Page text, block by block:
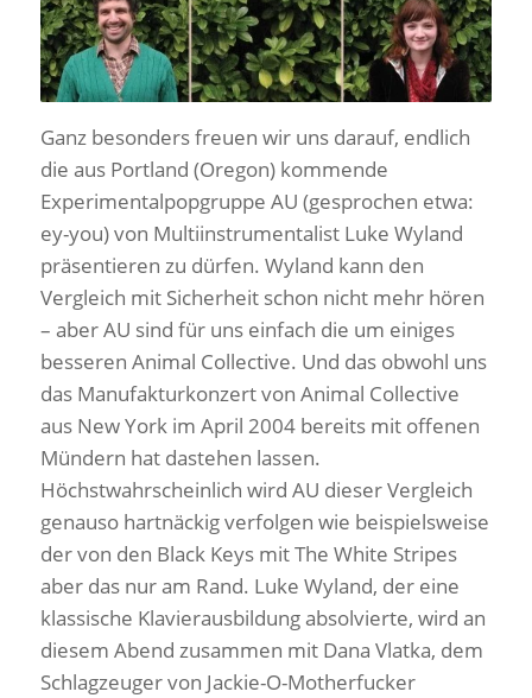
Ganz besonders freuen wir uns darauf, endlich
die aus Portland (Oregon) kommende
Experimentalpopgruppe AU (gesprochen etwa:
ey-you) von Multiinstrumentalist Luke Wyland
präsentieren zu dürfen. Wyland kann den
Vergleich mit Sicherheit schon nicht mehr hören
– aber AU sind für uns einfach die um einiges
besseren Animal Collective. Und das obwohl uns
das Manufakturkonzert von Animal Collective
aus New York im April 2004 bereits mit offenen
Mündern hat dastehen lassen.
Höchstwahrscheinlich wird AU dieser Vergleich
genauso hartnäckig verfolgen wie beispielsweise
der von den Black Keys mit The White Stripes
aber das nur am Rand. Luke Wyland, der eine
klassische Klavierausbildung absolvierte, wird an
diesem Abend zusammen mit Dana Vlatka, dem
Schlagzeuger von Jackie-O-Motherfucker